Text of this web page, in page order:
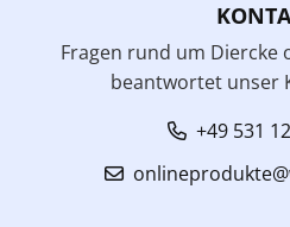
Fragen rund um Diercke
beantwortet unser
+49 531